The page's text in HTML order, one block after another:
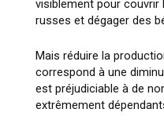
visiblement pour
russes et dégager des
Mais réduire la
correspond à une
est préjudiciable à de
extrêmement